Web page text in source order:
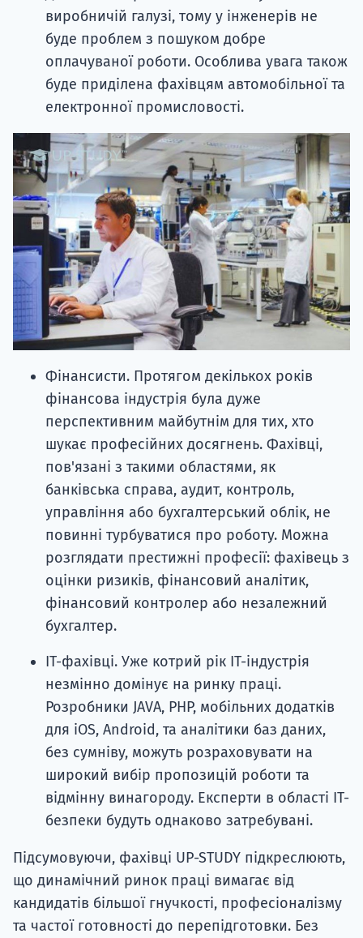
виробничій галузі, тому у інженерів не
буде проблем з пошуком добре
оплачуваної роботи. Особлива увага також
буде приділена фахівцям автомобільної та
електронної промисловості.
Фінансисти. Протягом декількох років
фінансова індустрія була дуже
перспективним майбутнім для тих, хто
шукає професійних досягнень. Фахівці,
пов'язані з такими областями, як
банківська справа, аудит, контроль,
управління або бухгалтерський облік, не
повинні турбуватися про роботу. Можна
розглядати престижні професії: фахівець з
оцінки ризиків, фінансовий аналітик,
фінансовий контролер або незалежний
бухгалтер.
ІТ-фахівці. Уже котрий рік ІТ-індустрія
незмінно домінує на ринку праці.
Розробники JAVA, PHP, мобільних додатків
для iOS, Android, та аналітики баз даних,
без сумніву, можуть розраховувати на
широкий вибір пропозицій роботи та
відмінну винагороду. Експерти в області IT-
безпеки будуть однаково затребувані.
Підсумовуючи, фахівці UP-STUDY підкреслюють,
що динамічний ринок праці вимагає від
кандидатів більшої гнучкості, професіоналізму
та частої готовності до перепідготовки. Без